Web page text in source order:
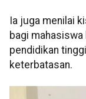
Ia juga menilai
bagi
pendidikan
keterbatasan.